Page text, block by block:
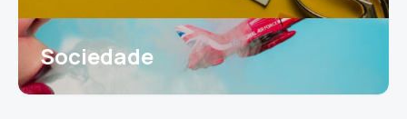
Sociedade